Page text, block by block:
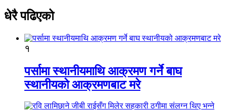
धेरै पढिएको
१
पर्सामा स्थानीयमाथि आक्रमण गर्ने बाघ
स्थानीयको आक्रमणबाट मरे